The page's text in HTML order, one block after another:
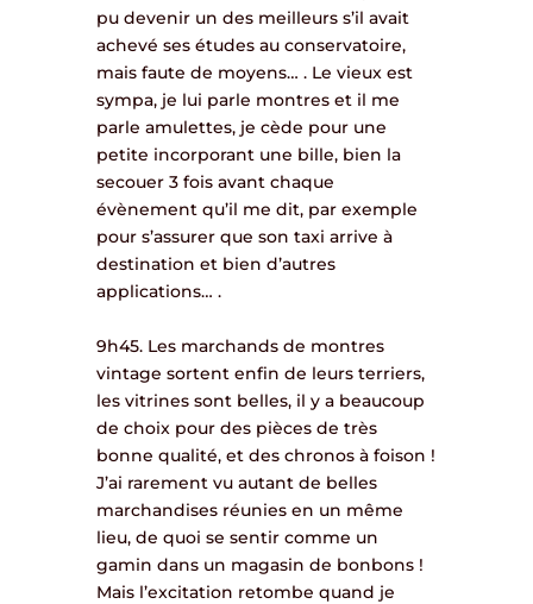
pu devenir un des meilleurs s’il avait
achevé ses études au conservatoire,
mais faute de moyens… . Le vieux est
sympa, je lui parle montres et il me
parle amulettes, je cède pour une
petite incorporant une bille, bien la
secouer 3 fois avant chaque
évènement qu’il me dit, par exemple
pour s’assurer que son taxi arrive à
destination et bien d’autres
applications… .
9h45. Les marchands de montres
vintage sortent enfin de leurs terriers,
les vitrines sont belles, il y a beaucoup
de choix pour des pièces de très
bonne qualité, et des chronos à foison !
J’ai rarement vu autant de belles
marchandises réunies en un même
lieu, de quoi se sentir comme un
gamin dans un magasin de bonbons !
Mais l’excitation retombe quand je